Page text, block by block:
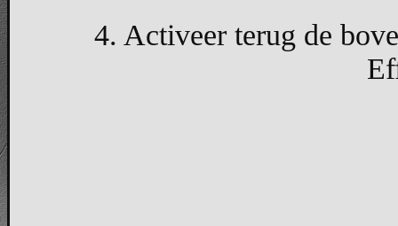
4. Activeer terug de